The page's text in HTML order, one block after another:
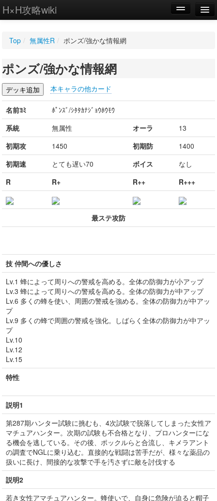
H×H攻略wiki
WIKI
設定
Top / 無属性R / ポンズ/強かな情報網
ポンズ/強かな情報網
本キャラの他カード
名前ﾖﾐ
ﾎﾟﾝｽﾞ/ｼﾀﾀｶﾅｼﾞｮｳﾎｳﾓｳ
系統
無属性 オーラ
13
初期攻
1450 初期防
1400
初期速
とても遅い70 ボイス
なし
R
R+ R++ R+++
最ステ攻防
技 仲間への優しさ
Lv.1 蜂によって周りへの警戒を高める。全体の防御力が小アップ
Lv.3 蜂によって周りへの警戒を高める。全体の防御力が中アップ
Lv.6 多くの蜂を使い、周囲の警戒を強める。全体の防御力が中アッ
プ
Lv.9 多くの蜂で周囲の警戒を強化。しばらく全体の防御力が中アッ
プ
Lv.10
Lv.12
Lv.15
特性
説明1
第287期ハンター試験に挑むも、4次試験で脱落してしまった女性ア
マチュアハンター。次期の試験も不合格となり、プロハンターにな
る機会を逃している。その後、ポックルらと合流し、キメラアント
の調査でNGLに乗り込む。直接的な戦闘は苦手だが、様々な薬品の
扱いに長け、間接的な攻撃で手を汚さずに敵を討伐する
説明2
若き女性アマチュアハンター。蜂使いで、自身に危険が迫ると帽子